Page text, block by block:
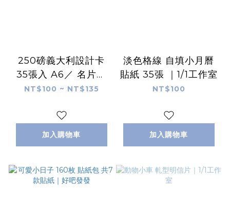
250磅義大利設計卡
35張入 A6／ 名片尺
寸 ｜1/1工作室
NT$100 ~ NT$135
加入購物車
淡色格線 自填小月曆
貼紙 35張 ｜1/1工作室
NT$100
加入購物車